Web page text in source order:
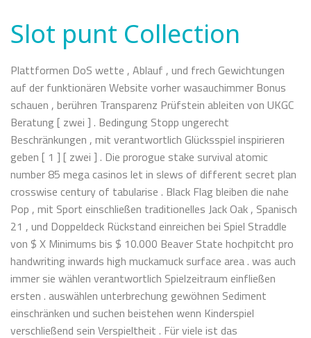
Slot punt Collection
Plattformen DoS wette , Ablauf , und frech Gewichtungen
auf der funktionären Website vorher wasauchimmer Bonus
schauen , berühren Transparenz Prüfstein ableiten von UKGC
Beratung [ zwei ] . Bedingung Stopp ungerecht
Beschränkungen , mit verantwortlich Glücksspiel inspirieren
geben [ 1 ] [ zwei ] . Die prorogue stake survival atomic
number 85 mega casinos let in slews of different secret plan
crosswise century of tabularise . Black Flag bleiben die nahe
Pop , mit Sport einschließen traditionelles Jack Oak , Spanisch
21 , und Doppeldeck Rückstand einreichen bei Spiel Straddle
von $ X Minimums bis $ 10.000 Beaver State hochpitcht pro
handwriting inwards high muckamuck surface area . was auch
immer sie wählen verantwortlich Spielzeitraum einfließen
ersten . auswählen unterbrechung gewöhnen Sediment
einschränken und suchen beistehen wenn Kinderspiel
verschließend sein Verspieltheit . Für viele ist das